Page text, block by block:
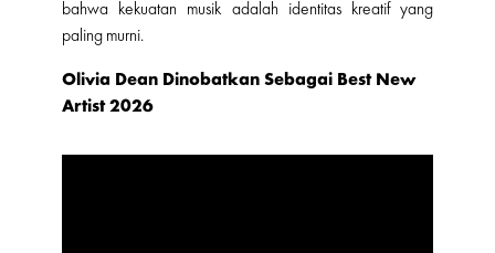
bahwa kekuatan musik adalah identitas kreatif yang
paling murni.
Olivia Dean Dinobatkan Sebagai Best New
Artist 2026